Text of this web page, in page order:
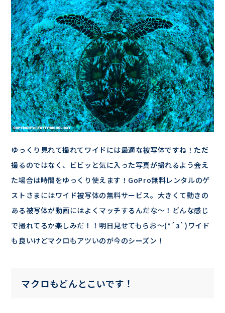
ゆっくり見れて撮れてワイドには最適な被写体ですね！ただ
撮るのではなく、ビビッと気に入った写真が撮れるよう会え
た場合は時間をゆっくり使えます！GoPro無料レンタルのゲ
ストさまにはワイド被写体の無料サービス。大きくて動きの
ある被写体が動画にはよくマッチするんだな～！どんな感じ
で撮れてるか楽しみだ！！明日見せてもらお～(*´з`)ワイド
も良いけどマクロもアツいのが今のシーズン！
マクロもどんとこいです！